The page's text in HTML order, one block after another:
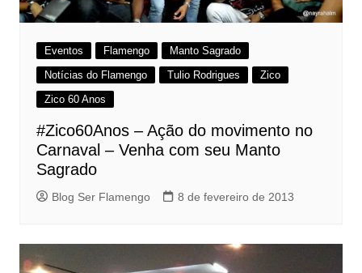
Eventos Flamengo
Manto Sagrado
Notícias do Flamengo
Tulio Rodrigues
Zico
Zico 60 Anos
#Zico60Anos – Ação do movimento no
Carnaval – Venha com seu Manto
Sagrado
Blog Ser Flamengo 8 de fevereiro de 2013